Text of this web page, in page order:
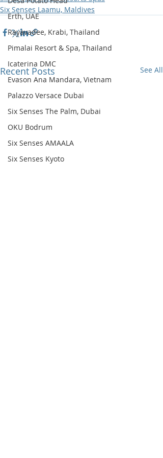
Erth, UAE
Rayavadee, Krabi, Thailand
Pimalai Resort & Spa, Thailand
Icaterina DMC
Evason Ana Mandara, Vietnam
Palazzo Versace Dubai
Six Senses The Palm, Dubai
OKU Bodrum
Six Senses AMAALA
Six Senses Kyoto
Six Senses Laamu, Maldives
Recent Posts See All